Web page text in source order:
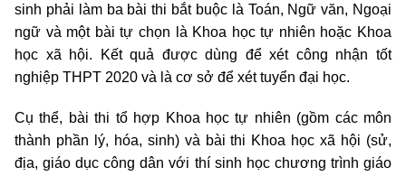
sinh phải làm ba bài thi bắt buộc là Toán, Ngữ văn, Ngoại
ngữ và một bài tự chọn là Khoa học tự nhiên hoặc Khoa
học xã hội. Kết quả được dùng để xét công nhận tốt
nghiệp THPT 2020 và là cơ sở để xét tuyển đại học.
Cụ thể, bài thi tổ hợp Khoa học tự nhiên (gồm các môn
thành phần lý, hóa, sinh) và bài thi Khoa học xã hội (sử,
địa, giáo dục công dân với thí sinh học chương trình giáo